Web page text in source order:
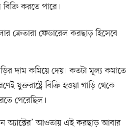
করতে পারে।
ক্রেতারা ফেডারেল করছাড় হিসেবে
দাম কমিয়ে দেয়। কতটা মূল্য কমাতে
যুক্তরাষ্ট্রে বিক্রি হওয়া গাড়ি থেকে
পেরেছিল।
অ্যাক্টের’ আওতায় এই করছাড় আবার